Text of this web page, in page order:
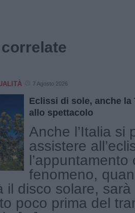
7 Agosto 2026
Eclissi di sole, anche la
allo spettacolo
Anche l’Italia si
assistere
l’appuntamento
fenomeno,
il disco solare,
poco prima del